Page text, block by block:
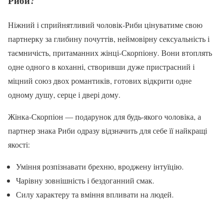
Ніжний і сприйнятливий чоловік-Риби цінуватиме свою
партнерку за глибину почуттів, неймовірну сексуальність і
таємничість, притаманних жінці-Скорпіону. Вони втоплять
одне одного в коханні, створивши дуже пристрасний і
міцний союз двох романтиків, готових відкрити одне
одному душу, серце і двері дому.
Жінка-Скорпіон — подарунок для будь-якого чоловіка, а
партнер знака Риби одразу відзначить для себе її найкращі
якості:
Уміння розпізнавати брехню, вроджену інтуїцію.
Чарівну зовнішність і бездоганний смак.
Силу характеру та вміння впливати на людей.